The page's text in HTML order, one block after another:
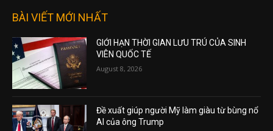
BÀI VIẾT MỚI NHẤT
GIỚI HẠN THỜI GIAN LƯU TRÚ CỦA SINH
VIÊN QUỐC TẾ
August 8, 2026
Đề xuất giúp người Mỹ làm giàu từ bùng nổ
AI của ông Trump